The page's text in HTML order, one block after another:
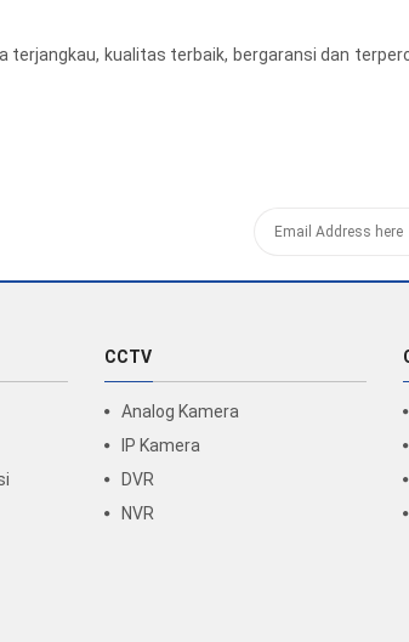
terjangkau, kualitas terbaik, bergaransi dan
CCTV
Analog Kamera
IP Kamera
DVR
NVR